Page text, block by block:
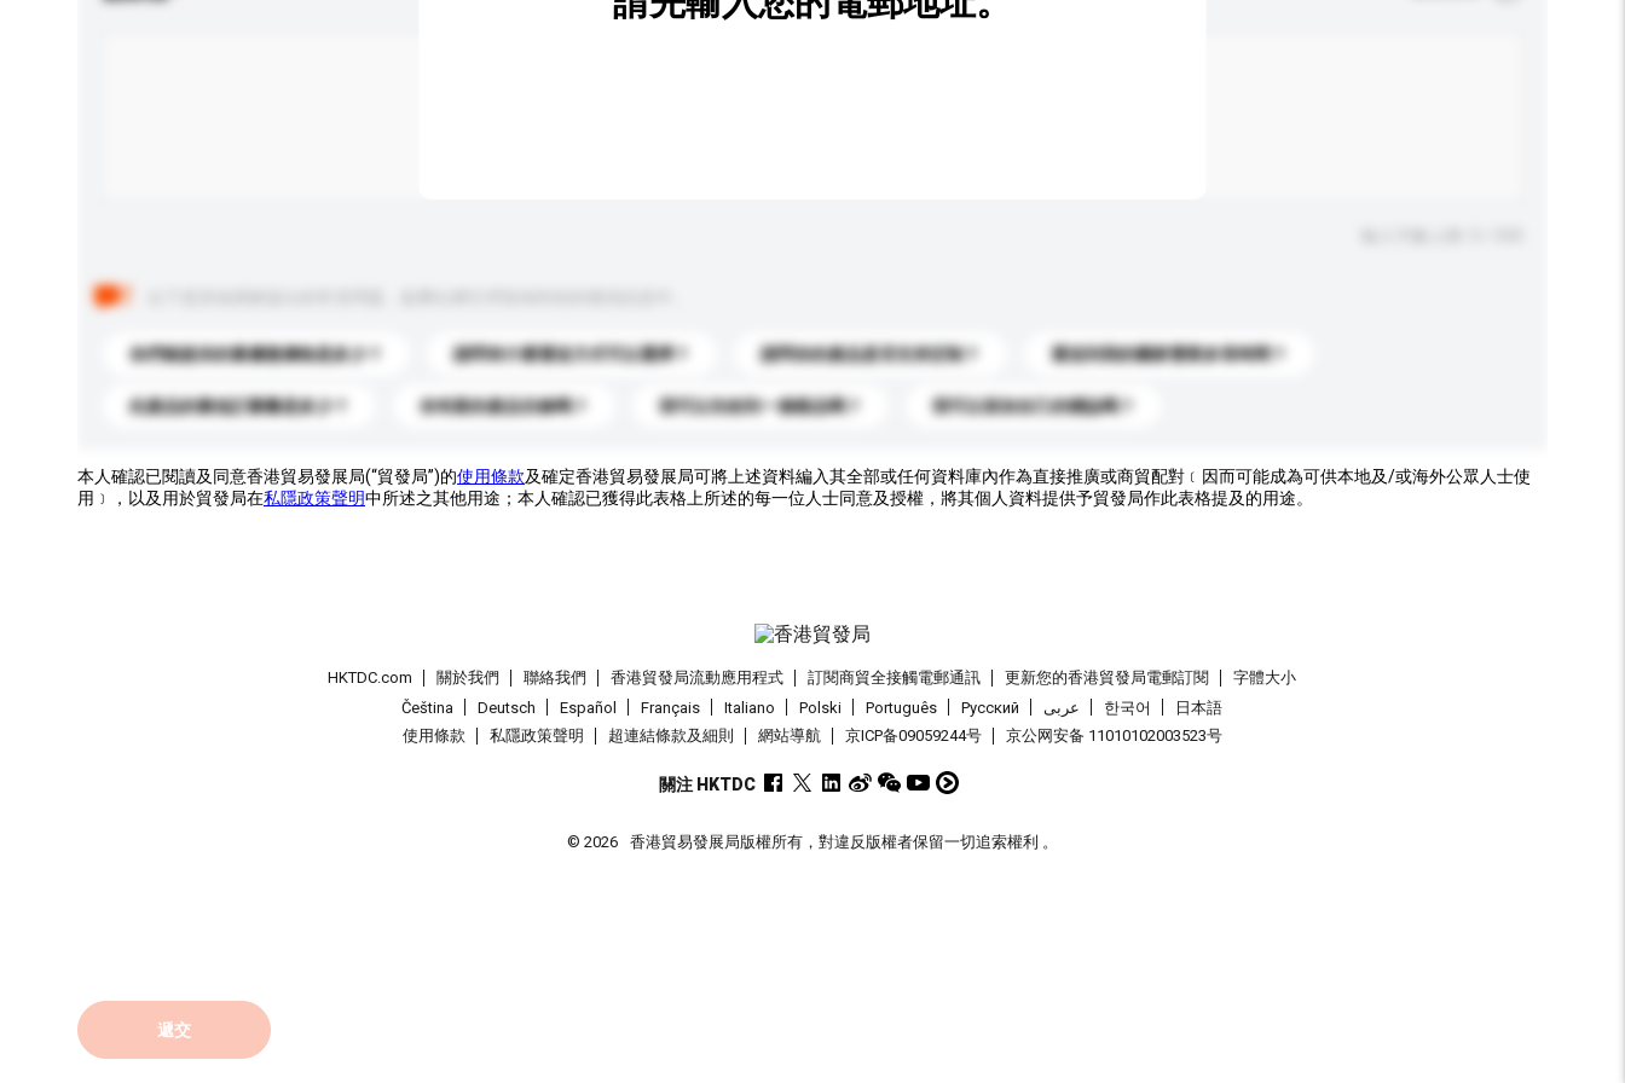
你們能提供的最優惠價格是多少？ 請問有什麼運送方式可以選擇？ 請問你的產品是否支持定制？ 運送到我的國家需要多長時間？
此產品的最低訂購量是多少？ 你有新的產品目錄嗎？ 我可以先收到一個樣品嗎？ 我可以添加自己的標誌嗎？
本人確認已閱讀及同意香港貿易發展局(“貿發局”)的使用條款及確定香港貿易發展局可將上述資料編入其全部或任何資料庫內作為直接推廣或商貿配對﹝因而可能成為可供本地及/或海外公眾人士使
用﹞，以及用於貿發局在私隱政策聲明中所述之其他用途；本人確認已獲得此表格上所述的每一位人士同意及授權，將其個人資料提供予貿發局作此表格提及的用途。
遞交
HKTDC.com 關於我們 聯絡我們 香港貿發局流動應用程式 訂閱商貿全接觸電郵通訊 更新您的香港貿發局電郵訂閱
字體大小
Čeština
Deutsch Español Français Italiano Polski Português Pусский عربى 한국어
日本語
使用條款
私隱政策聲明 超連結條款及細則 網站導航 京ICP备09059244号 京公网安备 11010102003523号
關注 HKTDC
© 2026 香港貿易發展局版權所有，對違反版權者保留一切追索權利 。